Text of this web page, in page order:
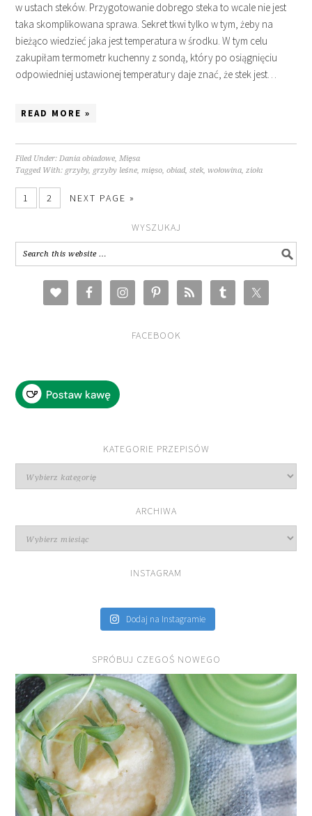
w ustach steków. Przygotowanie dobrego steka to wcale nie jest
taka skomplikowana sprawa. Sekret tkwi tylko w tym, żeby na
bieżąco wiedzieć jaka jest temperatura w środku. W tym celu
zakupiłam termometr kuchenny z sondą, który po osiągnięciu
odpowiedniej ustawionej temperatury daje znać, że stek jest…
READ MORE »
Filed Under:Dania obiadowe,Mięsa
Tagged With: grzyby, grzyby leśne,mięso,obiad,stek,wołowina,zioła
1 2 NEXT PAGE »
WYSZUKAJ
FACEBOOK
KATEGORIE PRZEPISÓW
przepisów
ARCHIWA
INSTAGRAM
Dodaj na Instagramie
SPRÓBUJ CZEGOŚ NOWEGO